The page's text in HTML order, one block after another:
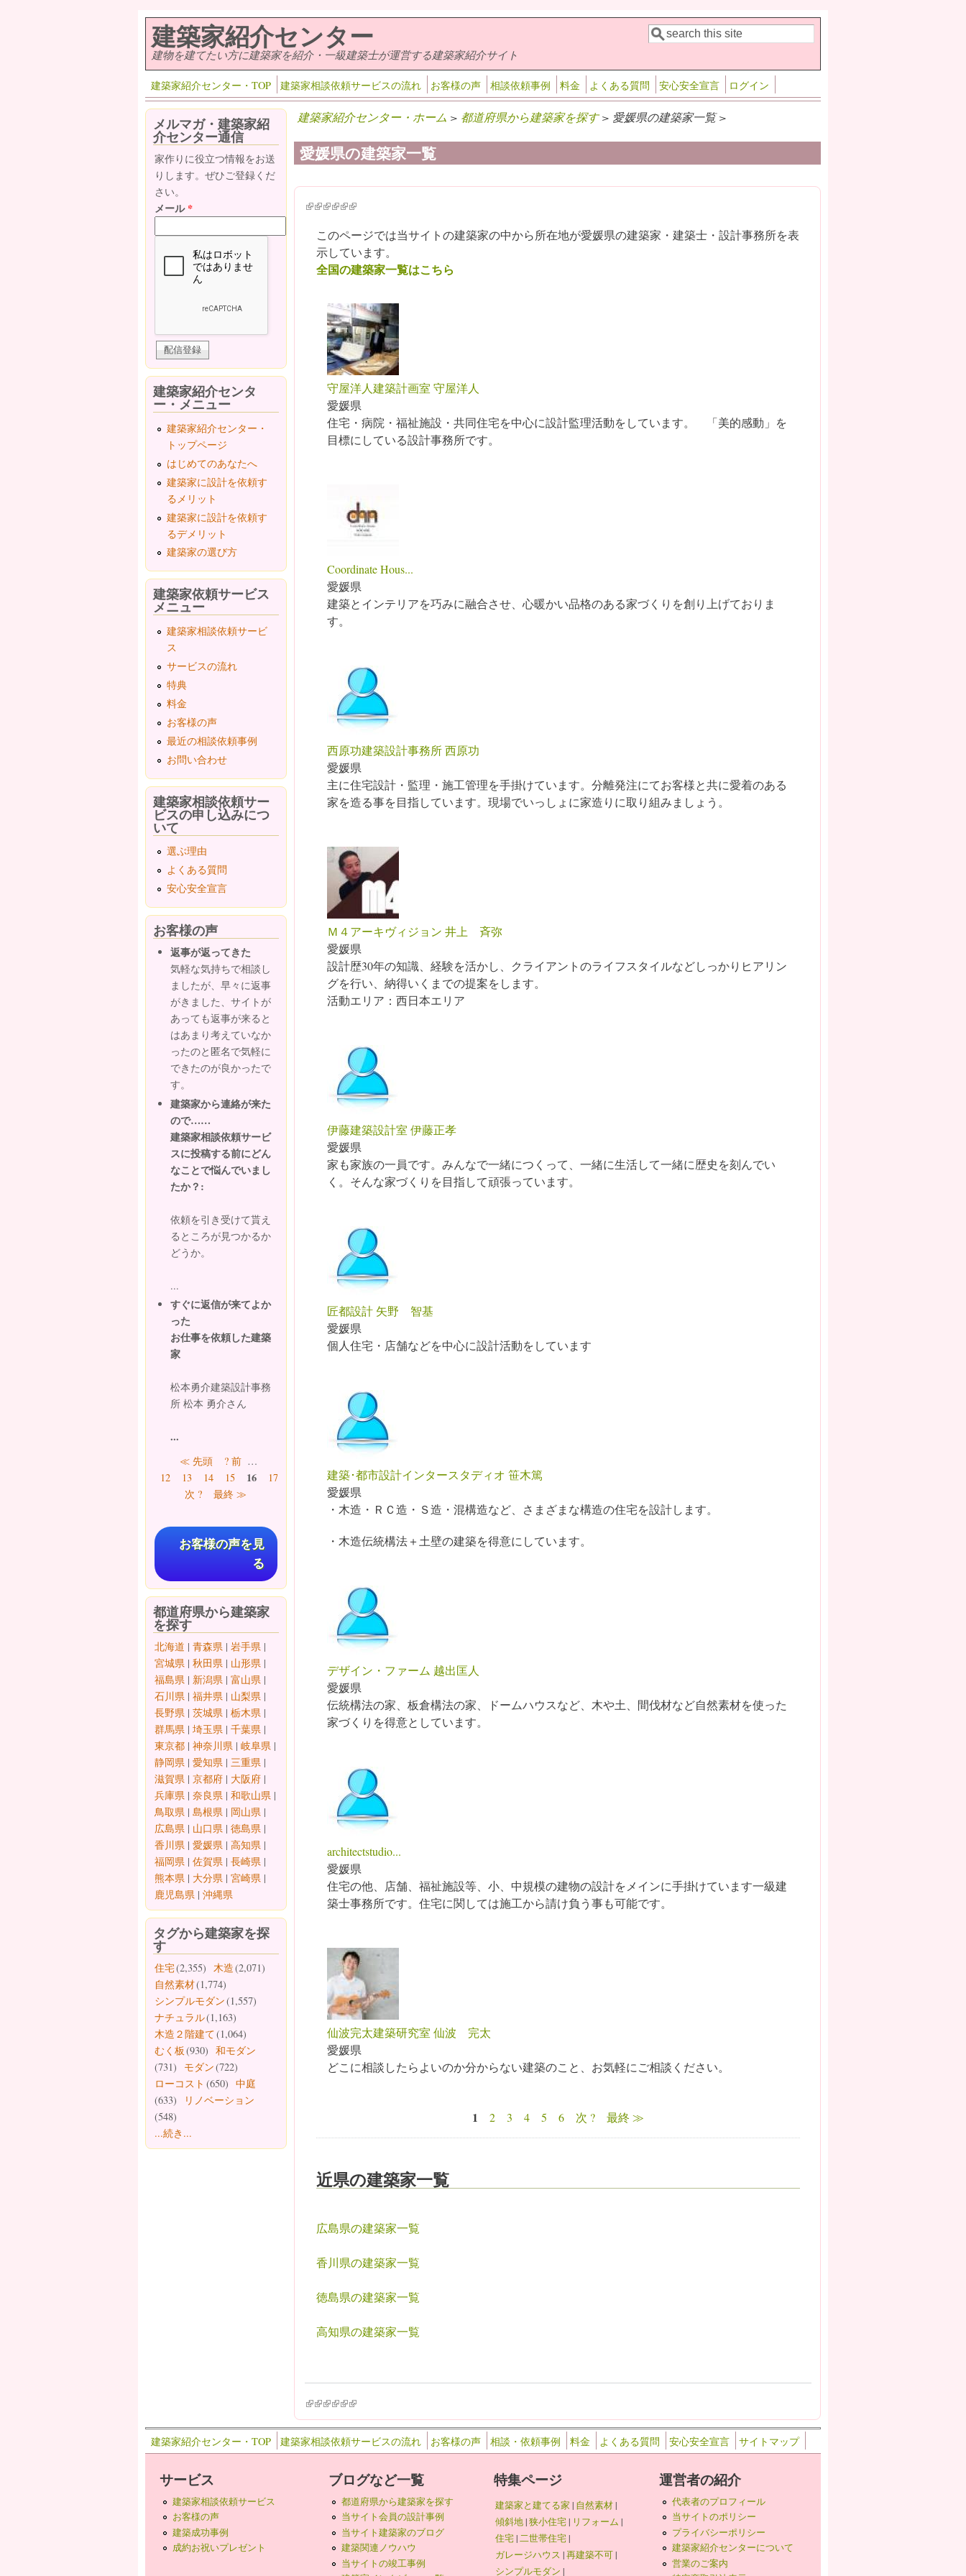
建築家紹介センター
建物を建てたい方に建築家を紹介・一級建築士が運営する建築家紹介サイト 検索フォーム
検索
建築家紹介センター・TOP 建築家相談依頼サービスの流れ お客様の声 相談依頼事例 料金 よくある質問 安心安全宣言 ログイン
建築家紹介センター・ホーム > 都道府県から建築家を探す> 愛媛県の建築家一覧 >
愛媛県の建築家一覧
(link is external)
(link is external)
(link is external)
(link is external)
(link is external)
(link is external)
このページでは当サイトの建築家の中から所在地が愛媛県の建築家・建築士・設計事務所を表
示しています。
全国の建築家一覧はこちら
守屋洋人建築計画室 守屋洋人
愛媛県
住宅・病院・福祉施設・共同住宅を中心に設計監理活動をしています。 「美的感動」を
目標にしている設計事務所です。
Coordinate Hous...
愛媛県
建築とインテリアを巧みに融合させ、心暖かい品格のある家づくりを創り上げておりま
す。
西原功建築設計事務所 西原功
愛媛県
主に住宅設計・監理・施工管理を手掛けています。分離発注にてお客様と共に愛着のある
家を造る事を目指しています。現場でいっしょに家造りに取り組みましょう。
Ｍ４アーキヴィジョン 井上 斉弥
愛媛県
設計歴30年の知識、経験を活かし、クライアントのライフスタイルなどしっかりヒアリン
グを行い、納得いくまでの提案をします。
活動エリア：西日本エリア
伊藤建築設計室 伊藤正孝
愛媛県
家も家族の一員です。みんなで一緒につくって、一緒に生活して一緒に歴史を刻んでい
く。そんな家づくりを目指して頑張っています。
匠都設計 矢野 智基
愛媛県
個人住宅・店舗などを中心に設計活動をしています
建築･都市設計インタースタディオ 笹木篤
愛媛県
・木造・ＲＣ造・Ｓ造・混構造など、さまざまな構造の住宅を設計します。
・木造伝統構法＋土壁の建築を得意にしています。
デザイン・ファーム 越出匡人
愛媛県
伝統構法の家、板倉構法の家、ドームハウスなど、木や土、間伐材など自然素材を使った
家づくりを得意としています。
architectstudio...
愛媛県
住宅の他、店舗、福祉施設等、小、中規模の建物の設計をメインに手掛けています一級建
築士事務所です。住宅に関しては施工から請け負う事も可能です。
仙波完太建築研究室 仙波 完太
愛媛県
どこに相談したらよいのか分からない建築のこと、お気軽にご相談ください。
1 2 3 4 5 6 次 ? 最終 ≫
近県の建築家一覧
広島県の建築家一覧
香川県の建築家一覧
徳島県の建築家一覧
高知県の建築家一覧
(link is external)
(link is external)
(link is external)
(link is external)
(link is external)
(link is external)
メルマガ・建築家紹
介センター通信
家作りに役立つ情報をお送
りします。ぜひご登録くだ
さい。
メール*
建築家紹介センタ
ー・メニュー
建築家紹介センター・
トップページ
はじめてのあなたへ
建築家に設計を依頼す
るメリット
建築家に設計を依頼す
るデメリット
建築家の選び方
建築家依頼サービス
メニュー
建築家相談依頼サービ
ス
サービスの流れ
特典
料金
お客様の声
最近の相談依頼事例
お問い合わせ
建築家相談依頼サー
ビスの申し込みにつ
いて
選ぶ理由
よくある質問
安心安全宣言
お客様の声
返事が返ってきた
気軽な気持ちで相談し
ましたが、早々に返事
がきました、サイトが
あっても返事が来ると
はあまり考えていなか
ったのと匿名で気軽に
できたのが良かったで
す。
建築家から連絡が来た
ので……
建築家相談依頼サービ
スに投稿する前にどん
なことで悩んでいまし
たか？:
依頼を引き受けて貰え
るところが見つかるか
どうか。
...
すぐに返信が来てよか
った
お仕事を依頼した建築
家
松本勇介建築設計事務
所 松本 勇介さん
...
ページ≪ 先頭 ? 前 …
12
13 14 15 16 17 20 …
次 ?
最終 ≫
お客様の声を見
る
都道府県から建築家
を探す
北海道 | 青森県 | 岩手県 |
宮城県 | 秋田県 | 山形県 |
福島県 | 新潟県 | 富山県 |
石川県 | 福井県 | 山梨県 |
長野県 | 茨城県 | 栃木県 |
群馬県 | 埼玉県 | 千葉県 |
東京都 | 神奈川県 | 岐阜県 |
静岡県 | 愛知県 | 三重県 |
滋賀県 | 京都府 | 大阪府 |
兵庫県 | 奈良県 | 和歌山県 |
鳥取県 | 島根県 | 岡山県 |
広島県 | 山口県 | 徳島県 |
香川県 | 愛媛県 | 高知県 |
福岡県 | 佐賀県 | 長崎県 |
熊本県 | 大分県 | 宮崎県 |
鹿児島県 | 沖縄県
タグから建築家を探
す
住宅(2,355) 木造(2,071)
自然素材(1,774)
シンプルモダン(1,557)
ナチュラル(1,163)
木造２階建て(1,064)
むく板 (930) 和モダン
(731)
モダン(722)
ローコスト (650) 中庭
(633)
リノベーション
(548)
...続き...
建築家紹介センター・TOP 建築家相談依頼サービスの流れ お客様の声 相談・依頼事例 料金 よくある質問 安心安全宣言 サイトマップ
サービス
建築家相談依頼サービス
お客様の声
建築成功事例
成約お祝いプレゼント
ブログなど一覧
都道府県から建築家を探す
当サイト会員の設計事例
当サイト建築家のブログ
建築関連ノウハウ
当サイトの竣工事例
特集ページ
建築家と建てる家 | 自然素材|
傾斜地|狭小住宅| リフォーム |
住宅|二世帯住宅|
ガレージハウス |再建築不可|
シンプルモダン |
運営者の紹介
代表者のプロフィール
当サイトのポリシー
プライバシーポリシー
建築家紹介センターについて
営業のご案内